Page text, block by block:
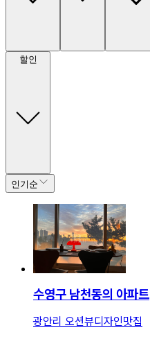
할인
인기순
수영구 남천동의 아파트
광안리 오션뷰디자인맛집